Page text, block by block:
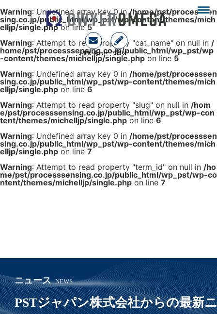
お問い合わせ ブログ
Warning: Undefined array key 0 in/home/pst/processsen
sing.co.jp/public_html/wp_pst/wp-content/themes/mich
elljp/single.phpon line5
Warning: Attempt to read property "cat_name" on null in /
home/pst/processsensing.co.jp/public_html/wp_pst/wp
-content/themes/michelljp/single.php on line 5
Warning: Undefined array key 0 in /home/pst/processsen
sing.co.jp/public_html/wp_pst/wp-content/themes/mich
elljp/single.php on line 6
Warning: Attempt to read property "slug" on null in /hom
e/pst/processsensing.co.jp/public_html/wp_pst/wp-con
tent/themes/michelljp/single.php on line 6
Warning: Undefined array key 0 in /home/pst/processsen
sing.co.jp/public_html/wp_pst/wp-content/themes/mich
elljp/single.php on line 7
Warning: Attempt to read property "term_id" on null in /ho
me/pst/processsensing.co.jp/public_html/wp_pst/wp-co
ntent/themes/michelljp/single.php on line 7
ニュース NEWS
PSTジャパン株式会社からの最新